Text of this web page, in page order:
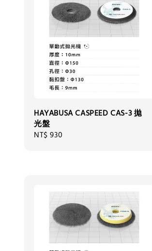
HAYABUSA CASPEED CAS-3 拋
光盤
Regular
NT$ 930